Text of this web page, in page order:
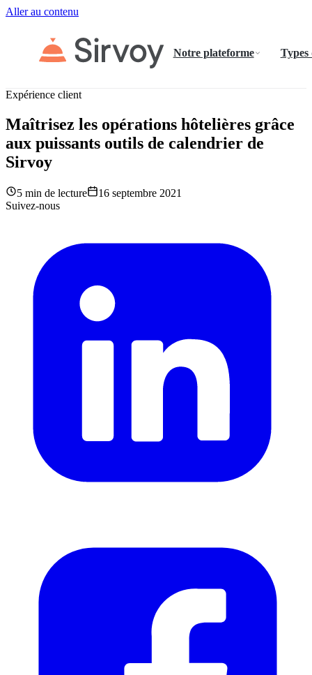
Aller au contenu
Notre plateforme Types
Expérience client
Maîtrisez les opérations hôtelières grâce
aux puissants outils de calendrier de
Sirvoy
5 min de lecture
16 septembre 2021
Suivez-nous